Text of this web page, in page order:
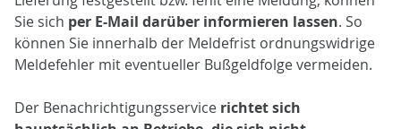
Sie sich per E-Mail darüber informieren lassen. So
können Sie innerhalb der Meldefrist ordnungswidrige
Meldefehler mit eventueller Bußgeldfolge vermeiden.
Der Benachrichtigungsservice richtet sich